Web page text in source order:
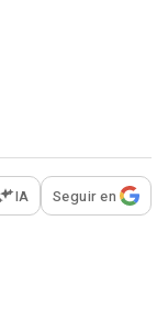
opciones para
IA Seguir en